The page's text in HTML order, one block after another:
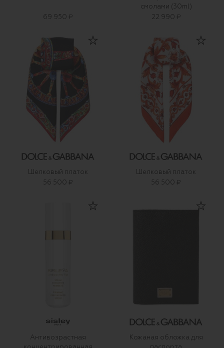
69 950 ₽
смолами (30ml)
22 990 ₽
Шелковый платок
56 500 ₽
Шелковый платок
56 500 ₽
Антивозрастная
Кожаная обложка для